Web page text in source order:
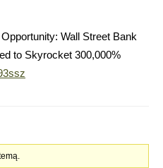
Wall Street Bank
to Skyrocket 300,000%